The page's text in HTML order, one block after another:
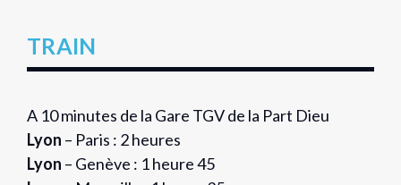
TRAIN
A 10 minutes de la Gare TGV de la Part Dieu
Lyon – Paris : 2 heures
Lyon – Genève : 1 heure 45